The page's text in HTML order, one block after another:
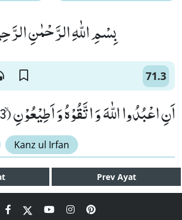
بِسْمِ اللّٰهِ الرَّحْمٰنِ
71.3
اَنِ اعْبُدُوا اللّٰهَ وَ اتَّقُوْهُ وَ اَطِیْعُوْنِۙ (3)
Kanz ul Irfan
Prev Ayat